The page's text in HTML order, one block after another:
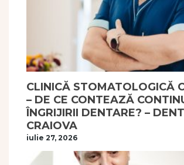
CLINICĂ STOMATOLOGICĂ
– DE CE CONTEAZĂ
ÎNGRIJIRII DENTARE? –
CRAIOVA
iulie 27, 2026